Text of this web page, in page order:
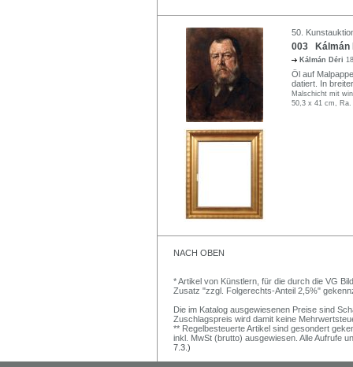
50.
003 Kálmán
Kálmán Déri
Öl auf
datiert. In
Malschicht mit
50,3 x 41 cm,
NACH OBEN
* Artikel von Künstlern, für die durch die VG
Zusatz "zzgl. Folgerechts-Anteil 2,5%"
Die im Katalog ausgewiesenen Preise sind
Zuschlagspreis wird damit keine
** Regelbesteuerte Artikel sind gesondert
inkl. MwSt (brutto) ausgewiesen. Alle Aufrufe
7.3.)